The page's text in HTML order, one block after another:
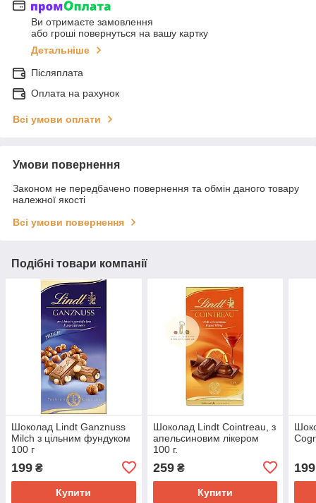
Ви отримаєте замовлення
або гроші повернуться на вашу картку
Детальніше
Післяплата
Оплата на рахунок
Всі умови оплати
Умови повернення
Законом не передбачено повернення та обмін даного товару
належної якості
Всі умови повернення
Подібні товари компанії
Шоколад Lindt Ganznuss
Milch з цільним фундуком
100 г
199 ₴
Купити
Шоколад Lindt Cointreau, з
апельсиновим лікером
100 г.
259₴
Купити
199